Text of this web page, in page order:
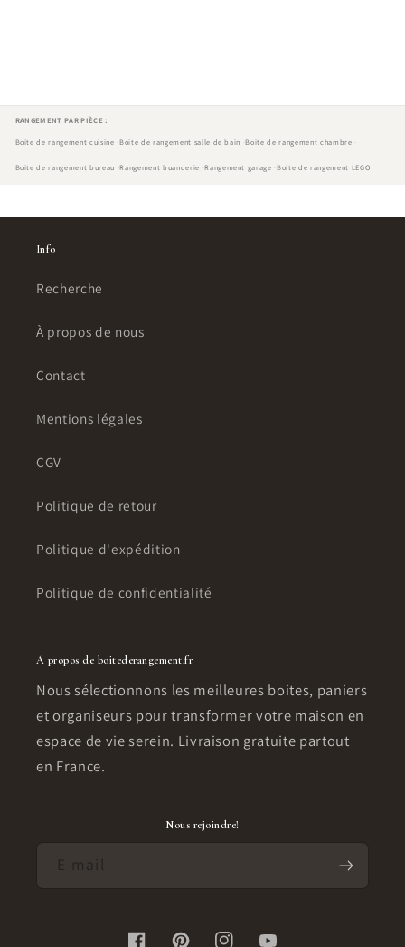
RANGEMENT PAR PIÈCE :
Boite de rangement cuisine Boite de rangement salle de bain Boite de rangement chambre
Boite de rangement bureau Rangement buanderie Rangement garage Boite de rangement LEGO
Info
Recherche
À propos de nous
Contact
Mentions légales
CGV
Politique de retour
Politique d'expédition
Politique de confidentialité
À propos de boitederangement.fr
Nous sélectionnons les meilleures boites, paniers
et organiseurs pour transformer votre maison en
espace de vie serein. Livraison gratuite partout
en France.
Nous rejoindre!
E-mail